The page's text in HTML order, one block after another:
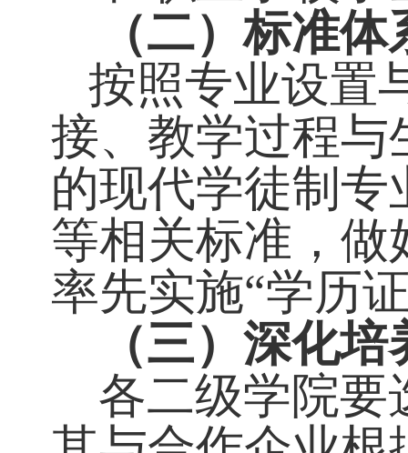
工同步、先招
工和职业学校
（二）标准
按照专业设
接、教学过程
的现代学徒制
等相关标准，
率先实施“学历